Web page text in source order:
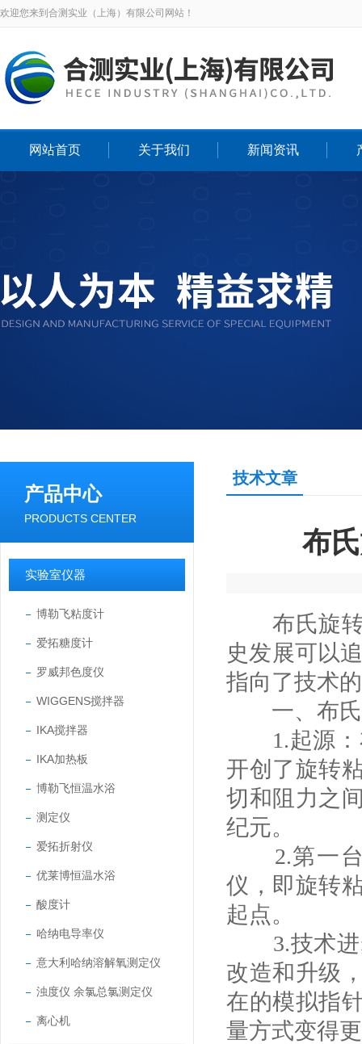
欢迎您来到合测实业（上海）有限公司网站！
网站首页 关于我们 新闻资讯
产品中心
PRODUCTS CENTER
实验室仪器
博勒飞粘度计
爱拓糖度计
罗威邦色度仪
WIGGENS搅拌器
IKA搅拌器
IKA加热板
博勒飞恒温水浴
测定仪
爱拓折射仪
优莱博恒温水浴
酸度计
哈纳电导率仪
意大利哈纳溶解氧测定仪
浊度仪 余氯总氯测定仪
离心机
技术文章
布
布氏旋转
史发展可以
指向了技术
一、 布
1.起源：
开创了旋转
切和阻力之
纪元。
2.第一台
仪，即旋转
起点。
3.技术进
改造和升级
在的模拟指
量方式变得